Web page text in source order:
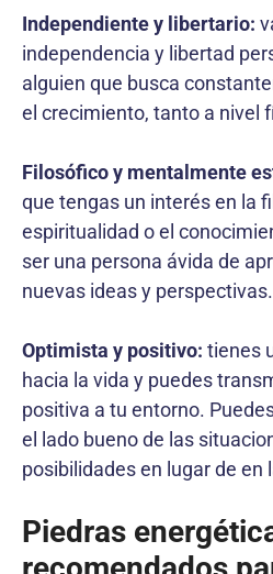
Independiente y libertario:
independencia y libertad
alguien que busca
el crecimiento, tanto a nivel
Filosófico y mentalmente
que tengas un interés en la
espiritualidad o el
ser una persona ávida de
nuevas ideas y perspectivas.
Optimista y positivo: tienes
hacia la vida y puedes
positiva a tu entorno.
el lado bueno de las
posibilidades en lugar de en
Piedras